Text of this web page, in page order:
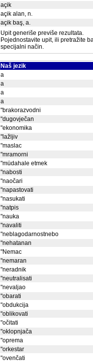
açik
açik alan, n.
açik baş, a.
Upit generiše previše rezultata.
Pojednostavite upit, ili pretražite
specijalni način.
Naš jezik
a
a
a
a
"brakorazvodni
"dugovječan
"ekonomika
"lažljiv
"maslac
"mramorni
"müdahale etmek
"nabosti
"naočari
"napastovati
"nasukati
"natpis
"nauka
"navaliti
"neblagodarnostnebo
"nehatanan
"Nemac
"nemaran
"neradnik
"neutralisati
"nevaljao
"obarati
"obdukcija
"oblikovati
"očitati
"oklopnjača
"oprema
"orkestar
"ovenčati